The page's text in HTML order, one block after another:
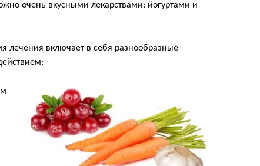
очень вкусными лекарствами: йогуртами и
лечения включает в себя разнообразные